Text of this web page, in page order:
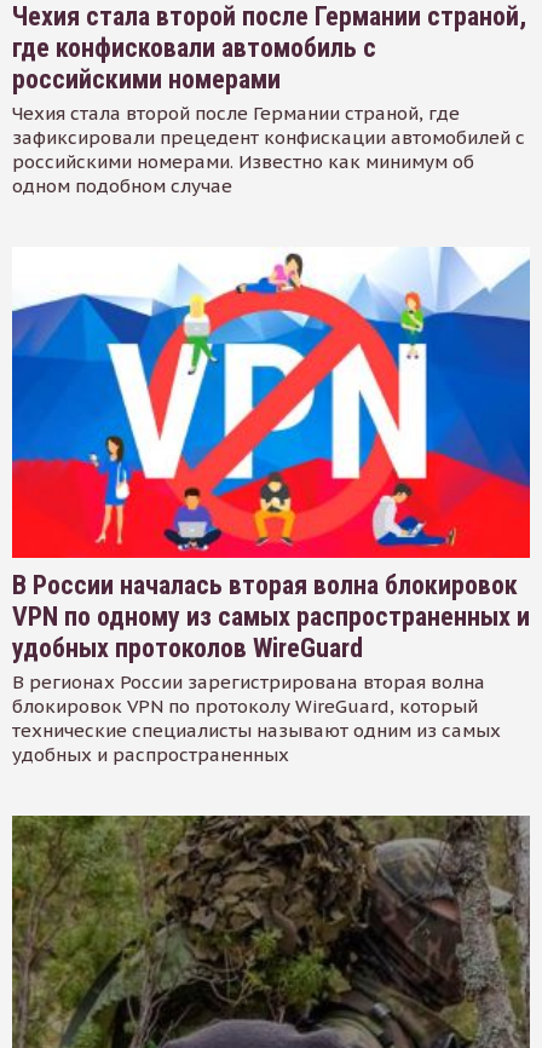
Чехия стала второй после Германии страной,
где конфисковали автомобиль с
российскими номерами
Чехия стала второй после Германии страной, где
зафиксировали прецедент конфискации автомобилей с
российскими номерами. Известно как минимум об
одном подобном случае
В России началась вторая волна блокировок
VPN по одному из самых распространенных и
удобных протоколов WireGuard
В регионах России зарегистрирована вторая волна
блокировок VPN по протоколу WireGuard, который
технические специалисты называют одним из самых
удобных и распространенных